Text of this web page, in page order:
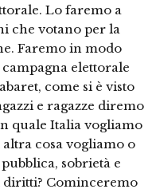
Lo faremo a
che votano per la
Faremo in modo
elettorale
come si è visto
e ragazze diremo
quale Italia vogliamo
cosa vogliamo o
sobrietà e
Cominceremo